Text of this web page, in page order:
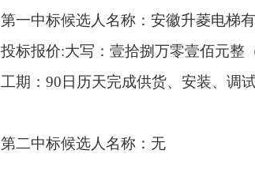
第一中标候选人名称：安徽升菱电梯
投标报价:大写：壹拾捌万零壹佰元整
工期 ：90日历天完成供货、安装、调
第二中标候选人名称： 无